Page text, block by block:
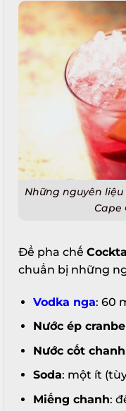
Những nguyên
Cape
Để pha chế
chuẩn bị những
Vodka nga: 60
Nước ép
Nước cốt chanh
Soda: một ít
Miếng chanh: